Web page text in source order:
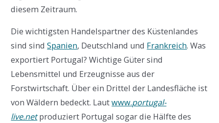
diesem Zeitraum.
Die wichtigsten Handelspartner des Küstenlandes
sind sindSpanien, Deutschland und Frankreich. Was
exportiert Portugal? Wichtige Güter sind
Lebensmittel und Erzeugnisse aus der
Forstwirtschaft. Über ein Drittel der Landesfläche ist
von Wäldern bedeckt. Lautwww.portugal-
live.netproduziert Portugal sogar die Hälfte des